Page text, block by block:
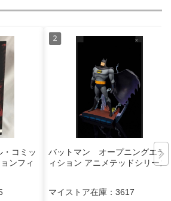
・コミッ
ンフィ
バットマン オープニングエデ
ィション アニメテッドシリーズ
マイストア在庫： 3617